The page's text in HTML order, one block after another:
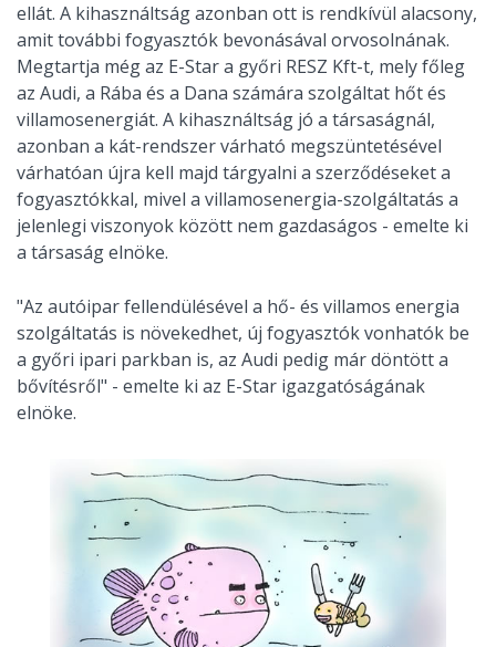
ellát. A kihasználtság azonban ott is rendkívül alacsony,
amit további fogyasztók bevonásával orvosolnának.
Megtartja még az E-Star a győri RESZ Kft-t, mely főleg
az Audi, a Rába és a Dana számára szolgáltat hőt és
villamosenergiát. A kihasználtság jó a társaságnál,
azonban a kát-rendszer várható megszüntetésével
várhatóan újra kell majd tárgyalni a szerződéseket a
fogyasztókkal, mivel a villamosenergia-szolgáltatás a
jelenlegi viszonyok között nem gazdaságos - emelte ki
a társaság elnöke.
"Az autóipar fellendülésével a hő- és villamos energia
szolgáltatás is növekedhet, új fogyasztók vonhatók be
a győri ipari parkban is, az Audi pedig már döntött a
bővítésről" - emelte ki az E-Star igazgatóságának
elnöke.